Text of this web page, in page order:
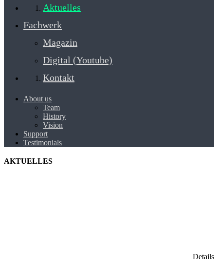
Aktuelles
Fachwerk
Magazin
Digital (Youtube)
Kontakt
About us
Team
History
Vision
Support
Testimonials
AKTUELLES
Details